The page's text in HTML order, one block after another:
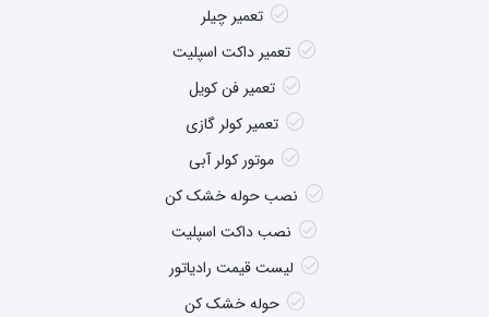
تعمیر چیلر
تعمیر داکت اسپلیت
تعمیر فن کویل
تعمیر کولر گازی
موتور کولر آبی
نصب حوله خشک کن
نصب داکت اسپلیت
لیست قیمت رادیاتور
حوله خشک کن